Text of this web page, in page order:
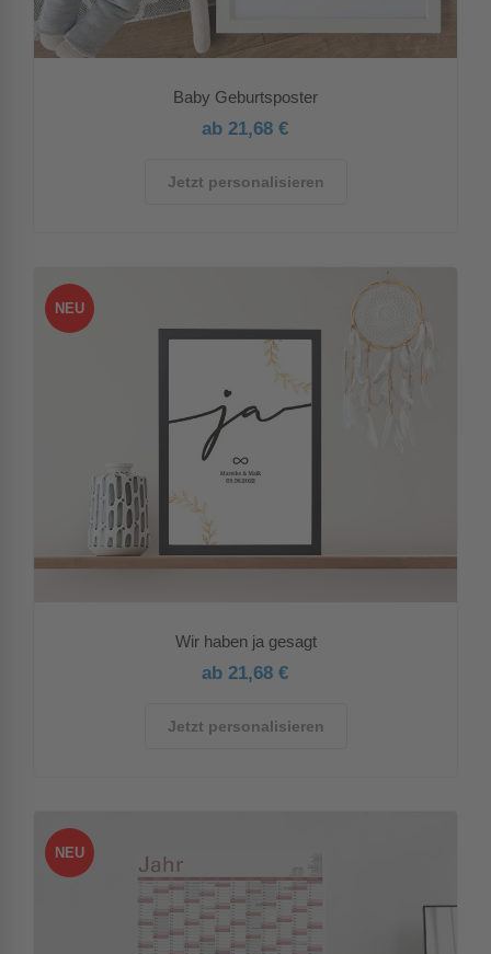
Baby Geburtsposter
ab 21,68 €
Jetzt personalisieren
NEU
Wir haben ja gesagt
ab 21,68 €
Jetzt personalisieren
NEU